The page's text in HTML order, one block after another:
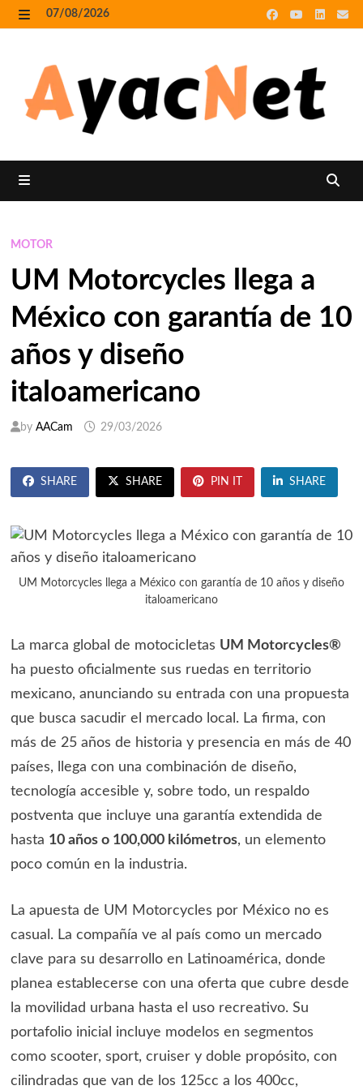
Skip
to
07/08/2026
MOTOR
UM Motorcycles llega a
México con garantía de 10
años y diseño
italoamericano
by AACam 29/03/2026
SHARE SHARE PIN IT SHARE
UM Motorcycles llega a México con garantía de 10 años y diseño
italoamericano
La marca global de motocicletas UM Motorcycles®
ha puesto oficialmente sus ruedas en territorio
mexicano, anunciando su entrada con una propuesta
que busca sacudir el mercado local. La firma, con
más de 25 años de historia y presencia en más de 40
países, llega con una combinación de diseño,
tecnología accesible y, sobre todo, un respaldo
postventa que incluye una garantía extendida de
hasta 10 años o 100,000 kilómetros, un elemento
poco común en la industria.
La apuesta de UM Motorcycles por México no es
casual. La compañía ve al país como un mercado
clave para su desarrollo en Latinoamérica, donde
planea establecerse con una oferta que cubre desde
la movilidad urbana hasta el uso recreativo. Su
portafolio inicial incluye modelos en segmentos
como scooter, sport, cruiser y doble propósito, con
cilindradas que van de los 125cc a los 400cc,